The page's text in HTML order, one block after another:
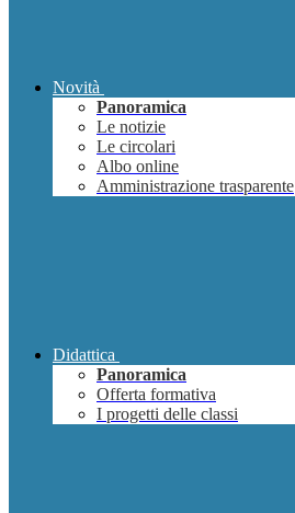
Novità
Panoramica
Le notizie
Le circolari
Albo online
Amministrazione trasparente
Didattica
Panoramica
Offerta formativa
I progetti delle classi